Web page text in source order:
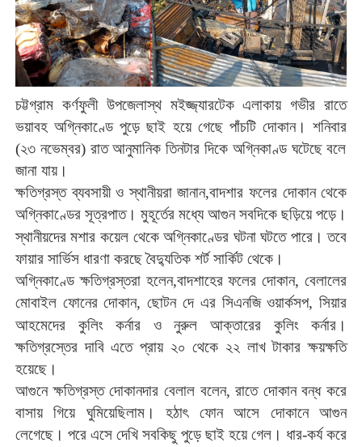
চট্টগ্রাম কর্ণফুলী উপজেলাস্থ মইজ্জ্যারটেক এলাকায় গভীর রাতে
ভয়াবহ অগ্নিকাণ্ডে পুড়ে ছাই হয়ে গেছে পাঁচটি দোকান। শনিবার
(২৩ নভেম্বর) রাত আনুমানিক তিনটার দিকে অগ্নিকাণ্ড ঘটেছে বলে
জানা যায়।
ক্ষতিগ্রস্ত ব্যবসায়ী ও স্থানীয়রা জানান,বাদশার ফলের দোকান থেকে
অগ্নিকাণ্ডের সূত্রপাত। মুহূর্তের মধ্যে আগুন সবদিকে ছড়িয়ে পড়ে।
স্থানীয়দের মশার কয়েল থেকে অগ্নিকাণ্ডের ঘটনা ঘটতে পারে। তবে
ফায়ার সার্ভিস ধারণা করছে বৈদ্যুতিক শর্ট সার্কিট থেকে।
অগ্নিকাণ্ডে ক্ষতিগ্রস্তরা হলেন,বাদশাহের ফলের দোকান,বেলালের
মোবাইল ফোনের দোকান,ছোটন দে এর সিএনজি ওয়ার্কসপ,সিয়ার
আহমেদের
কুলিং কর্নার ও নুরুল আক্তারের কুলিং
কর্নার।
ক্ষতিগ্রস্তের দাবি এতে প্রায় ২০ থেকে ২২ লাখ টাকার ক্ষয়ক্ষতি
হয়েছে।
আগুনে ক্ষতিগ্রস্ত দোকানদার বেলাল বলেন,রাতে দোকান বন্ধ করে
বাসায়
গিয়ে ঘুমিয়েছিলাম। হঠাৎ ফোন আসে দোকানে
আগুন
লেগেছে। পরে এসে দেখি সবকিছু পুড়ে ছাই হয়ে গেল। ধার-কর্য করে